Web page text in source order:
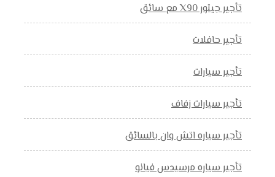
تأجير جيتور X90 مع سائق
تأجير حافلات
تأجير سيارات
تأجير سيارات زفاف
تأجير سياره اتش وان بالسائق
تأجير سياره مرسيدس فيانو